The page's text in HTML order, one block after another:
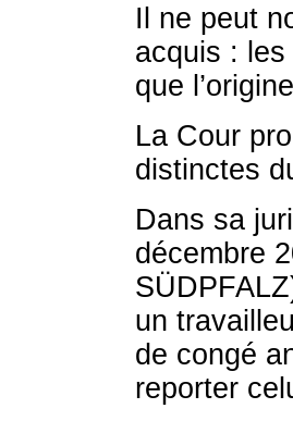
Il ne peut
acquis : les
que
La Cour
distinctes
Dans sa
décembre
un
de congé
reporter